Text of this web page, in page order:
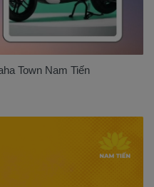
Town Nam Tiến